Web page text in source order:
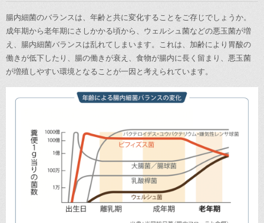
腸内細菌のバランスは、年齢と共に変化することをご存じでしょうか。
成年期から老年期にさしかかる頃から、ウェルシュ菌などの悪玉菌が増
え、腸内細菌バランスは乱れてしまいます。これは、加齢により胃酸の
働きが低下したり、腸の働きが衰え、食物が腸内に長く留まり、悪玉菌
が増殖しやすい環境となることが一因と考えられています。